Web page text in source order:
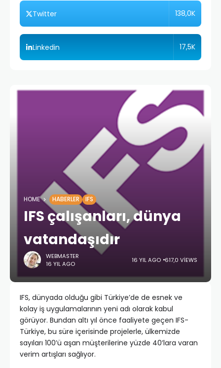
Twitter 138,0K
Linkedin 17,5K
HOME HABERLER IFS
IFS çalışanları, dünya
vatandaşıdır
WEBMASTER
16 YIL AGO
16 YIL AGO 617,0 VIEWS
IFS, dünyada olduğu gibi Türkiye’de de esnek ve
kolay iş uygulamalarının yeni adı olarak kabul
görüyor. Bundan altı yıl önce faaliyete geçen IFS-
Türkiye, bu süre içerisinde projelerle, ülkemizde
sayıları 100’ü aşan müşterilerine yüzde 40’lara varan
verim artışları sağlıyor.